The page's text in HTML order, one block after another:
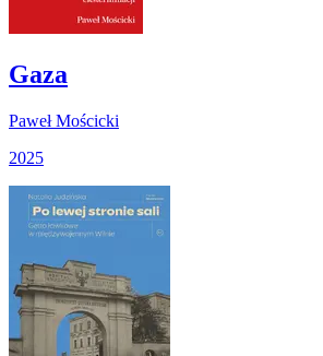
Gaza
Paweł Mościcki
2025